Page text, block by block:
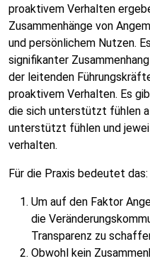
proaktivem Verhalten
Zusammenhänge von
und persönlichem Nutzen.
signifikanter
der leitenden
proaktivem Verhalten. Es
die sich unterstützt fühlen
unterstützt fühlen und
verhalten.
Für die Praxis bedeutet das:
Um auf den Faktor
die
Transparenz zu
Obwohl kein